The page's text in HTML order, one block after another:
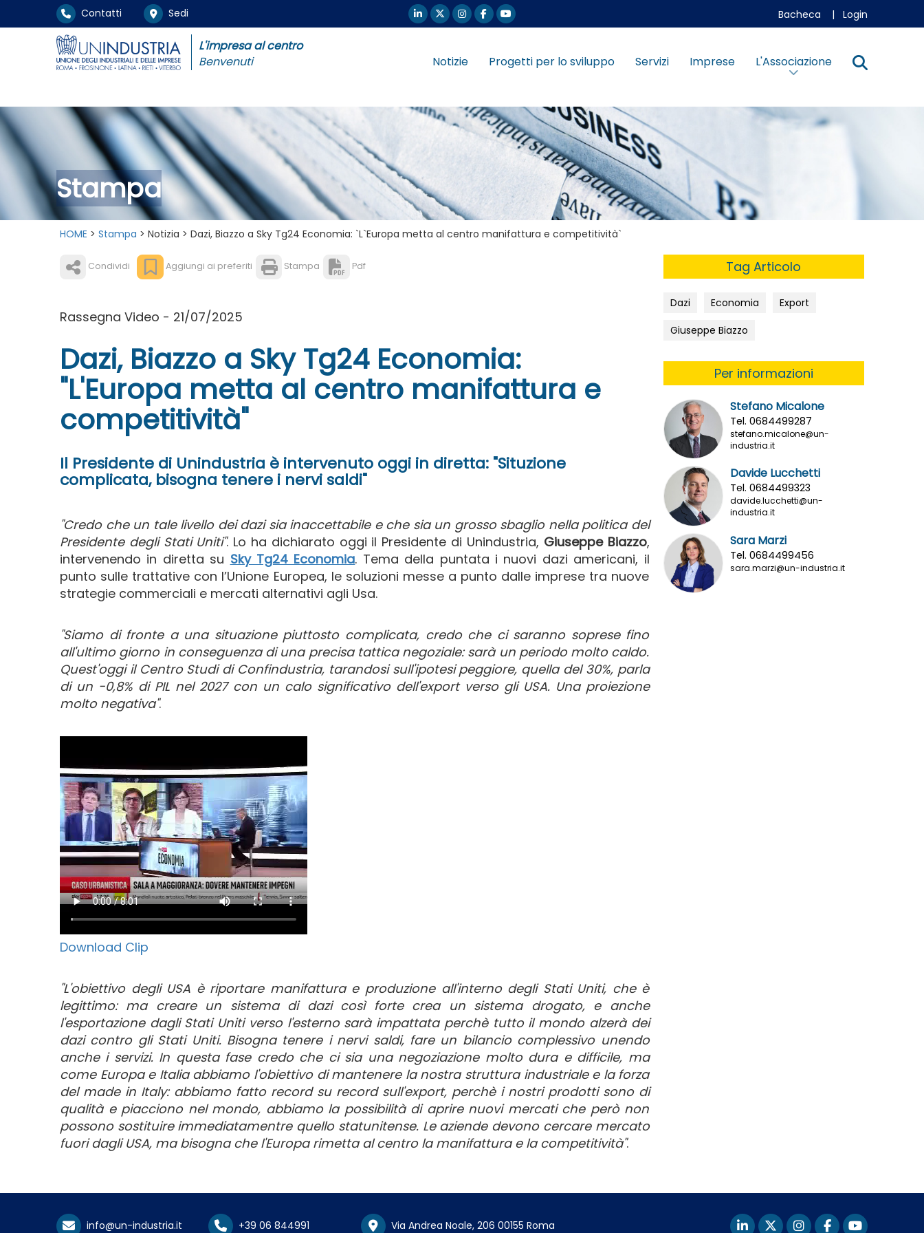
Contatti Sedi Bacheca | Login
L'impresa al centro
Benvenuti
Notizie Progetti per lo sviluppo Servizi Imprese L'Associazione
Stampa
HOME > Stampa > Notizia > Dazi, Biazzo a Sky Tg24 Economia: `L`Europa metta al centro manifattura e competitività`
Condividi Aggiungi ai preferiti Stampa Pdf
Rassegna Video - 21/07/2025
Dazi, Biazzo a Sky Tg24 Economia:
"L'Europa metta al centro manifattura e
competitività"
Il Presidente di Unindustria è intervenuto oggi in diretta: "Situzione
complicata, bisogna tenere i nervi saldi"
"Credo che un tale livello dei dazi sia inaccettabile e che sia un grosso sbaglio nella politica del
Presidente degli Stati Uniti". Lo ha dichiarato oggi il Presidente di Unindustria, Giuseppe Biazzo,
intervenendo in diretta su Sky Tg24 Economia. Tema della puntata i nuovi dazi americani, il
punto sulle trattative con l’Unione Europea, le soluzioni messe a punto dalle imprese tra nuove
strategie commerciali e mercati alternativi agli Usa.
"Siamo di fronte a una situazione piuttosto complicata, credo che ci saranno soprese fino
all'ultimo giorno in conseguenza di una precisa tattica negoziale: sarà un periodo molto caldo.
Quest'oggi il Centro Studi di Confindustria, tarandosi sull'ipotesi peggiore, quella del 30%, parla
di un -0,8% di PIL nel 2027 con un calo significativo dell'export verso gli USA. Una proiezione
molto negativa".
Download Clip
"L'obiettivo degli USA è riportare manifattura e produzione all'interno degli Stati Uniti, che è
legittimo: ma creare un sistema di dazi così forte crea un sistema drogato, e anche
l'esportazione dagli Stati Uniti verso l'esterno sarà impattata perchè tutto il mondo alzerà dei
dazi contro gli Stati Uniti. Bisogna tenere i nervi saldi, fare un bilancio complessivo unendo
anche i servizi. In questa fase credo che ci sia una negoziazione molto dura e difficile, ma
come Europa e Italia abbiamo l'obiettivo di mantenere la nostra struttura industriale e la forza
del made in Italy: abbiamo fatto record su record sull'export, perchè i nostri prodotti sono di
qualità e piacciono nel mondo, abbiamo la possibilità di aprire nuovi mercati che però non
possono sostituire immediatamentre quello statunitense. Le aziende devono cercare mercato
fuori dagli USA, ma bisogna che l'Europa rimetta al centro la manifattura e la competitività".
Tag Articolo
Dazi Economia
Export
Giuseppe Biazzo
Per informazioni
Stefano Micalone
Tel. 0684499287
stefano.micalone@un-
industria.it
Davide Lucchetti
Tel. 0684499323
davide.lucchetti@un-
industria.it
Sara Marzi
Tel. 0684499456
sara.marzi@un-industria.it
info@un-industria.it +39 06 844991 Via Andrea Noale, 206 00155 Roma